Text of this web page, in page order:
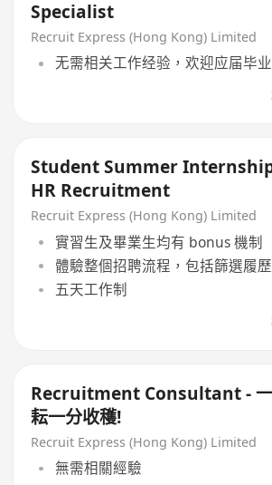
Specialist
Recruit Express (Hong Kong) Limited
无需相关工作经验，欢迎应届毕
Student Summer
HR Recruitment
Recruit Express (Hong Kong) Limited
實習生及畢業生均有 bonus 機制
體驗整個招聘流程，包括篩選履
五天工作制
Recruitment Consultant -
耘一分收穫!
Recruit Express (Hong Kong) Limited
無需相關經驗